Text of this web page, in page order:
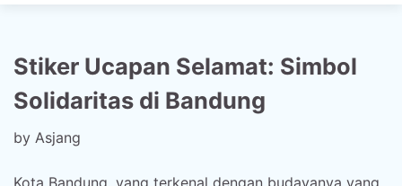
Stiker Ucapan Selamat: Simbol
Solidaritas di Bandung
by Asjang
Kota Bandung, yang terkenal dengan budayanya yang